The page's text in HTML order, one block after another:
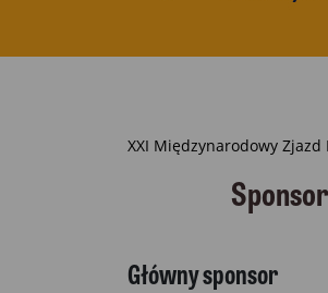
Ścieżka
nawigacyjna
XXI Międzynarodowy
Główny sponsor